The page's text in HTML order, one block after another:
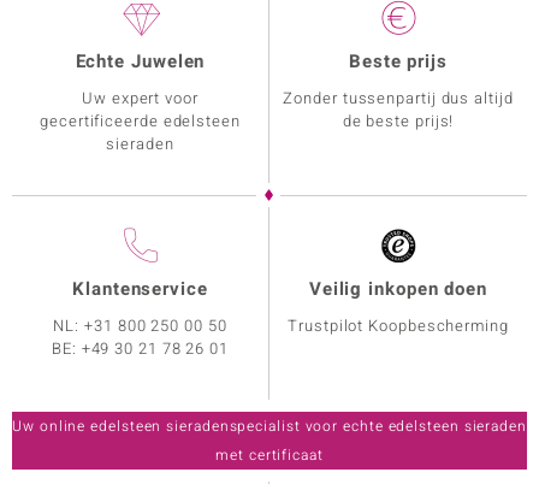
Echte Juwelen
Uw expert voor
gecertificeerde edelsteen
sieraden
Beste prijs
Zonder tussenpartij dus altijd
de beste prijs!
Klantenservice
NL:+31 800 250 00 50
BE: +49 30 21 78 26 01
Veilig inkopen doen
Trustpilot Koopbescherming
Uw online edelsteen sieradenspecialist voor echte edelsteen sieraden
met certificaat